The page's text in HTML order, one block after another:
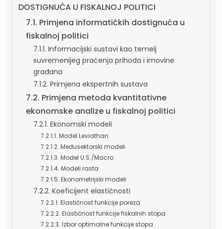
DOSTIGNUĆA U FISKALNOJ POLITICI
7.1. Primjena informatičkih dostignuća u
fiskalnoj politici
7.1.1. Informacijski sustavi kao temelj
suvremenijeg praćenja prihoda i imovine
građana
7.1.2. Primjena ekspertnih sustava
7.2. Primjena metoda kvantitativne
ekonomske analize u fiskalnoj politici
7.2.1. Ekonomski modeli
7.2.1.1. Model Leviathan
7.2.1.2. Međusektorski modeli
7.2.1.3. Model U.S./Macro
7.2.1.4. Modeli rasta
7.2.1.5. Ekonometrijski modeli
7.2.2. Koeficijent elastičnosti
7.2.2.1. Elastičnost funkcije poreza
7.2.2.2. Elastičnost funkcije fiskalnih stopa
7.2.2.3. Izbor optimalne funkcije stopa